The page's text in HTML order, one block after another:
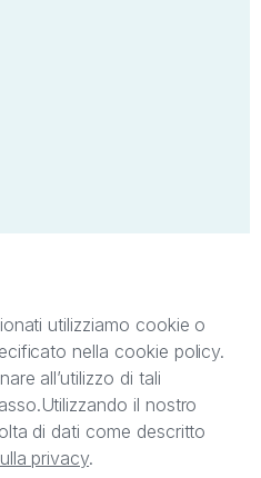
di StreetLib S.r.l.
proprietà intellettuale
e segni distintivi presenti
a prendere visione
utilizziamo cookie o
nella cookie policy.
all’utilizzo di tali
Utilizzando il nostro
di dati come descritto
privacy.